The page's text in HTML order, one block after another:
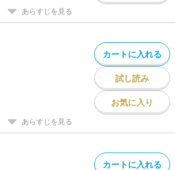
あらすじを見る
カートに入れる
試し読み
お気に入り
あらすじを見る
カートに入れる